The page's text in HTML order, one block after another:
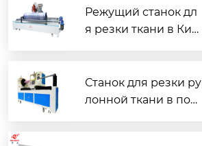
производства
Режущий станок дл
я резки ткани в Кит
производства
Станок для резки ру
лонной ткани в пол